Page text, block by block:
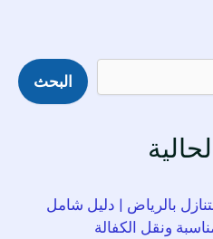
البحث
بالرياض | دليل شامل
ونقل الكفالة